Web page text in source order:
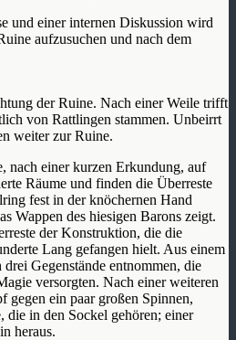
und einer internen Diskussion wird
aufzusuchen und nach dem
der Ruine. Nach einer Weile trifft
von Rattlingen stammen. Unbeirrt
weiter zur Ruine.
nach einer kurzen Erkundung, auf
Räume und finden die Überreste
fest in der knöchernen Hand
Wappen des hiesigen Barons zeigt.
der Konstruktion, die die
Lang gefangen hielt. Aus einem
Gegenstände entnommen, die
versorgten. Nach einer weiteren
gegen ein paar großen Spinnen,
die in den Sockel gehören; einer
heraus.